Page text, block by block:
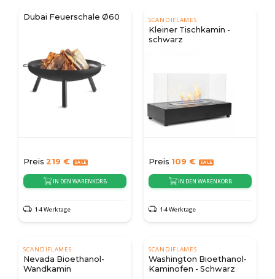
Dubai Feuerschale Ø60
Preis 219 €
IN DEN WARENKORB
1-4 Werktage
SCANDIFLAMES
Kleiner Tischkamin -
schwarz
Preis 109 €
IN DEN WARENKORB
1-4 Werktage
SCANDIFLAMES
Nevada Bioethanol-
Wandkamin
SCANDIFLAMES
Washington Bioethanol-
Kaminofen - Schwarz